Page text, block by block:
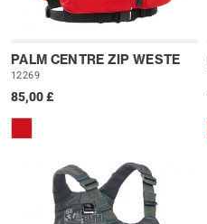
PALM CENTRE ZIP WESTE
12269
85,00 £